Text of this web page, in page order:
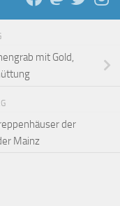
mit Gold,
der
Mainz